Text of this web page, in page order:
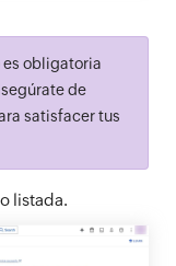
es obligatoria
de
satisfacer tus
listada.